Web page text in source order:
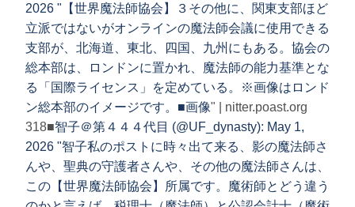
2026 "【世界魔法師協会】３その他に、関東支部ほど
立派ではないがオンラインの魔法師会議に使用できる
支部が、北海道、東北、四国、九州にもある。協会の
総本部は、ロンドンに置かれ、魔法師の能力基準とな
る「国際ライセンス」を定めている。※画像はロンド
ン総本部のイメージです。■画像" | nitter.poast.org
318■智子＠第４４４代目 (@UF_dynasty): May 1,
2026 "智子私のポストに時々出て来る、影の魔法師さ
んや、聖典の守護者さんや、その他の魔法師さんは、
この【世界魔法師協会】所属です。魔術師とどう違う